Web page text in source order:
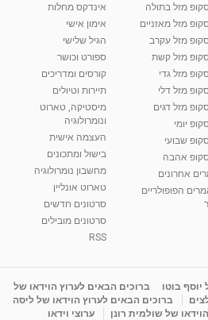
10:17
01:37
וטאי צ'י
01:46
רוחני - נומרולוגית
05:37
חודש הלידה -
התנהגותי - קשב
09:12
עם האני הפנימי
מזל בתולה
מזל מאזניים
מזל עקרב
מזל קשת
מזל גדי
מזל דלי
מזל דגים
יומי
שבועי
אהבה
אחרונים
הפופולריים
אינדקס מחלות
אימון אישי
הגיל שלישי
ספורט וכושר
קורסים ומדריכים
תיירות וטיולים
מיסטיקה, טארוט
ונומרולוגיה
העצמה אישית
בישול ומתכונים
מחשבון נומרולוגיה
טארוט אונליין
סרטונים חדשים
סרטונים מובילים
RSS
בוטו
ברוכים הבאים לערוץ הוידאו של
ברוכים הבאים לערוץ הוידאו של ליסה
של שולמית רונן
ערוצי וידאו